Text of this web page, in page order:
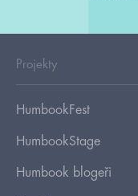
Projekty
HumbookFest
HumbookStage
Humbook blogeři